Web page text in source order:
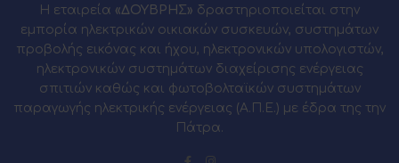
Η εταιρεία «ΔΟΥΒΡΗΣ» δραστηριοποιείται στην
εμπορία ηλεκτρικών οικιακών συσκευών, συστημάτων
προβολής εικόνας και ήχου, ηλεκτρονικών υπολογιστών,
ηλεκτρονικών συστημάτων διαχείρισης ενέργειας
σπιτιών καθώς και φωτοβολταϊκών συστημάτων
παραγωγής ηλεκτρικής ενέργειας (Α.Π.Ε.) με έδρα της την
Πάτρα.